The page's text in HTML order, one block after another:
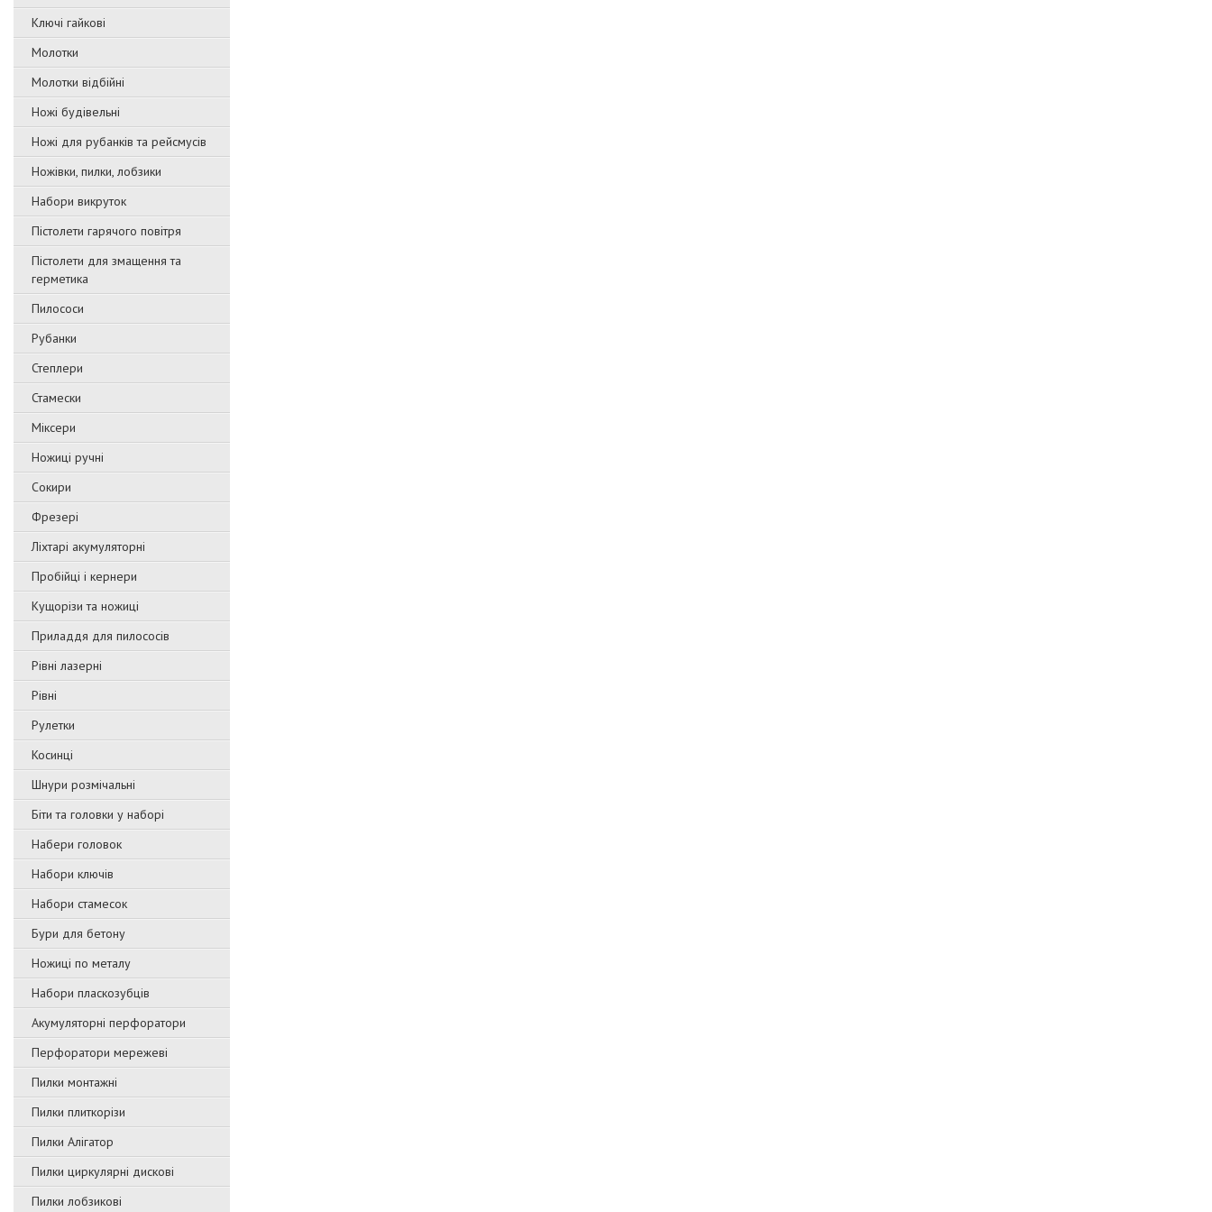
Ключі гайкові
Молотки
Молотки відбійні
Ножі будівельні
Ножі для рубанків та рейсмусів
Ножівки, пилки, лобзики
Набори викруток
Пістолети гарячого повітря
Пістолети для змащення та
герметика
Пилососи
Рубанки
Степлери
Стамески
Міксери
Ножиці ручні
Сокири
Фрезері
Ліхтарі акумуляторні
Пробійці і кернери
Кущорізи та ножиці
Приладдя для пилососів
Рівні лазерні
Рівні
Рулетки
Косинці
Шнури розмічальні
Біти та головки у наборі
Набери головок
Набори ключів
Набори стамесок
Бури для бетону
Ножиці по металу
Набори пласкозубців
Акумуляторні перфоратори
Перфоратори мережеві
Пилки монтажні
Пилки плиткорізи
Пилки Алігатор
Пилки циркулярні дискові
Пилки лобзикові